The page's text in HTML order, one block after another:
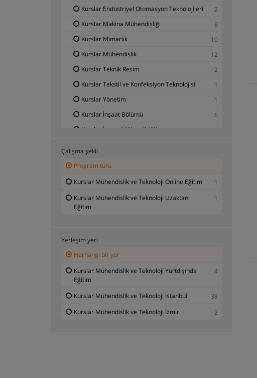
Kurslar Endüstriyel Otomasyon Teknolojileri
2
Kurslar Makina Mühendisliği
6
Kurslar Mimarlık
10
Kurslar Mühendislik
12
Kurslar Teknik Resim
2
Kurslar Tekstil ve Konfeksiyon Teknolojisi
1
Kurslar Yönetim
1
Kurslar İnşaat Bölümü
6
Kurslar İnşaat Mühendisliği
Çalışma şekli
Program türü
Kurslar Mühendislik ve Teknoloji Online Eğitim
1
Kurslar Mühendislik ve Teknoloji Uzaktan
Eğitim
1
Yerleşim yeri
Herhangi bir yer
Kurslar Mühendislik ve Teknoloji Yurtdışında
Eğitim
4
Kurslar Mühendislik ve Teknoloji İstanbul
38
Kurslar Mühendislik ve Teknoloji İzmir
2